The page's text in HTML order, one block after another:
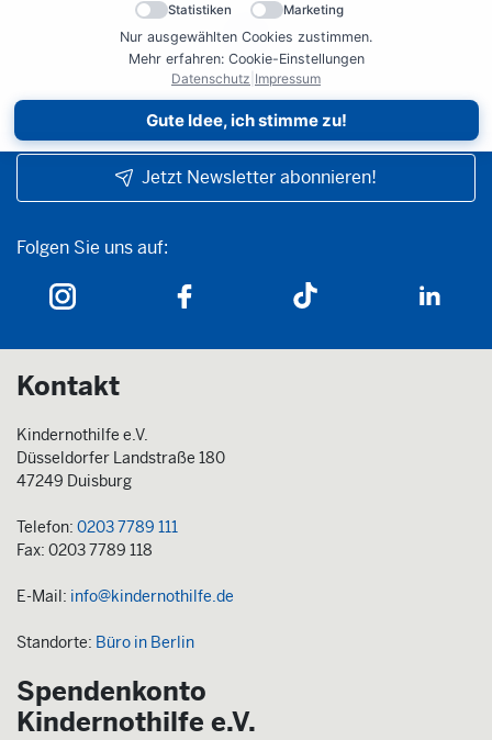
Statistiken Marketing
Nur ausgewählten Cookies zustimmen.
Mehr erfahren: Cookie-Einstellungen
Datenschutz Impressum
Gute Idee, ich stimme zu!
Jetzt Newsletter abonnieren!
Folgen Sie uns auf:
Folgen Sie uns auf:
Kontakt
Kindernothilfe e.V.
Düsseldorfer Landstraße 180
47249 Duisburg
Telefon: 0203 7789 111
Fax: 0203 7789 118
E-Mail: info@kindernothilfe.de
Standorte: Büro in Berlin
Spendenkonto
Kindernothilfe e.V.